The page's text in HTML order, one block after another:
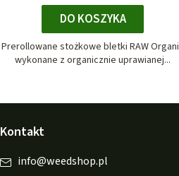
DO KOSZYKA
Prerollowane stożkowe bletki RAW
wykonane z organicznie uprawianej...
Kontakt
info@weedshop.pl